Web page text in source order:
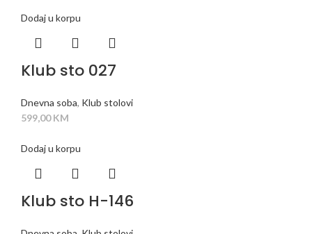
Dodaj u korpu
Klub sto 027
Dnevna soba, Klub stolovi
599,00KM
Dodaj u korpu
Klub sto H-146